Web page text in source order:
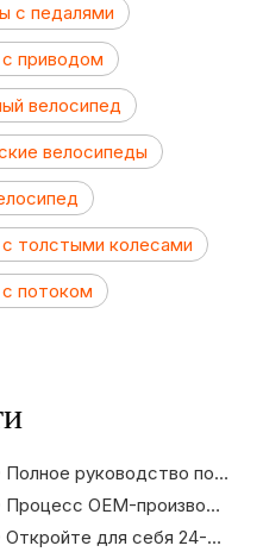
с педалями
приводом
велосипед
велосипеды
толстыми колесами
потоком
Полное руководство по производству электровелосипедов OEM: от концепции до поставки
Процесс OEM-производства электронных велосипедов: руководство для покупателя B2B
Откройте для себя 24-дюймовый горный электровелосипед: ваш лучший помощник в езде